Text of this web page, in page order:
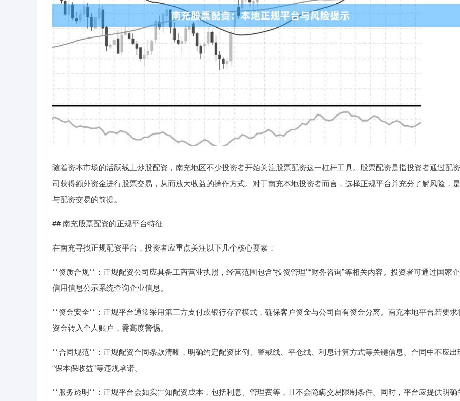
随着资本市场的活跃线上炒股配资，南充地区不少投资者开始关注股票配资这一杠杆工具。股票配资是指投资者通过配
司获得额外资金进行股票交易，从而放大收益的操作方式。对于南充本地投资者而言，选择正规平台并充分了解风险，
与配资交易的前提。
## 南充股票配资的正规平台特征
在南充寻找正规配资平台，投资者应重点关注以下几个核心要素：
**资质合规**：正规配资公司应具备工商营业执照，经营范围包含“投资管理”“财务咨询”等相关内容。投资者可通过国家
信用信息公示系统查询企业信息。
**资金安全**：正规平台通常采用第三方支付或银行存管模式，确保客户资金与公司自有资金分离。南充本地平台若要求
资金转入个人账户，需高度警惕。
**合同规范**：正规配资合同条款清晰，明确约定配资比例、警戒线、平仓线、利息计算方式等关键信息。合同中不应出
“保本保收益”等违规承诺。
**服务透明**：正规平台会如实告知配资成本，包括利息、管理费等，且不会隐瞒交易限制条件。同时，平台应提供明确